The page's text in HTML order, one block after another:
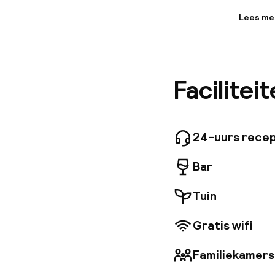
rest van
tussen
Lees
24-uurs
Bar
Tuin
Gratis wifi